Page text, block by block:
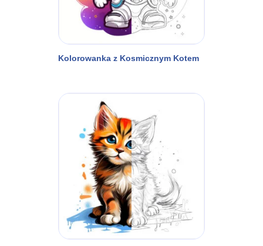
Kolorowanka z Kosmicznym Kotem